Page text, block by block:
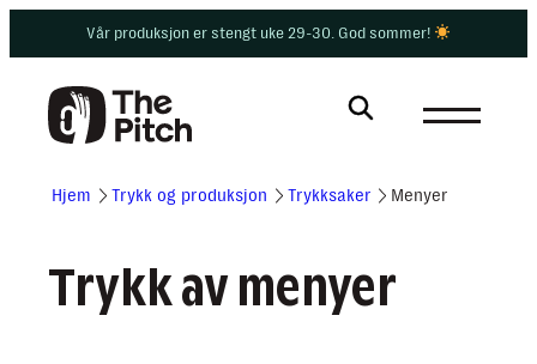
Vår produksjon er stengt uke 29-30. God sommer!
Hjem Trykk og produksjon Trykksaker Menyer
Trykk av menyer